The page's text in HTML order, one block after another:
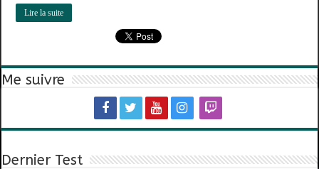
Lire la suite
Me suivre
Dernier Test